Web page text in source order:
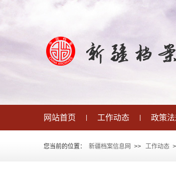
网站首页 工作动态 政策
您当前的位置： 新疆档案信息网 >> 工作动态 >